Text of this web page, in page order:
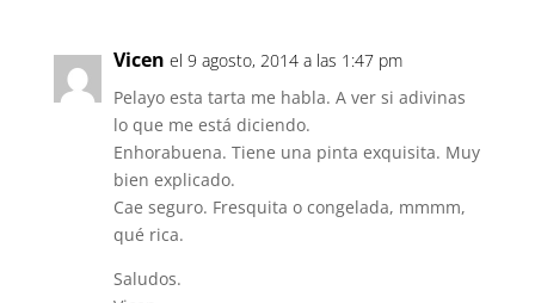
Vicen el 9 agosto, 2014 a las 1:47 pm
Pelayo esta tarta me habla. A ver si adivinas
lo que me está diciendo.
Enhorabuena. Tiene una pinta exquisita. Muy
bien explicado.
Cae seguro. Fresquita o congelada, mmmm,
qué rica.
Saludos.